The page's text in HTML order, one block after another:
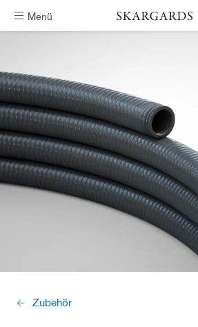
Menü Kostenlose Lieferung
Zubehör